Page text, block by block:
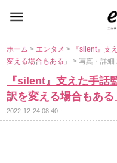
ホーム> エンタメ>
『silent』支
変える場合もある」> 写真・詳細
『silent』支えた手話
訳を変える場合もある
2022-12-24 08:40